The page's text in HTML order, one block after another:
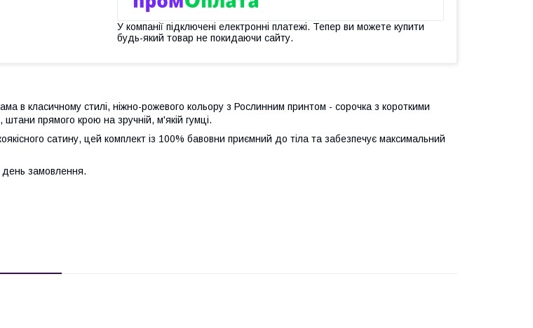
У компанії підключені електронні платежі. Тепер ви можете купити
будь-який товар не покидаючи сайту.
в класичному стилі, ніжно-рожевого кольору з Рослинним принтом - сорочка з короткими
штани прямого крою на зручній, м'якій гумці.
сатину, цей комплект із 100% бавовни приємний до тіла та забезпечує максимальний
замовлення.